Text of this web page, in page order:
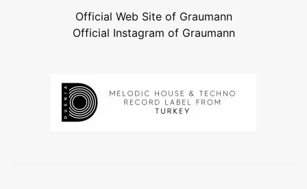
Official Web Site of Graumann
Official Instagram of Graumann